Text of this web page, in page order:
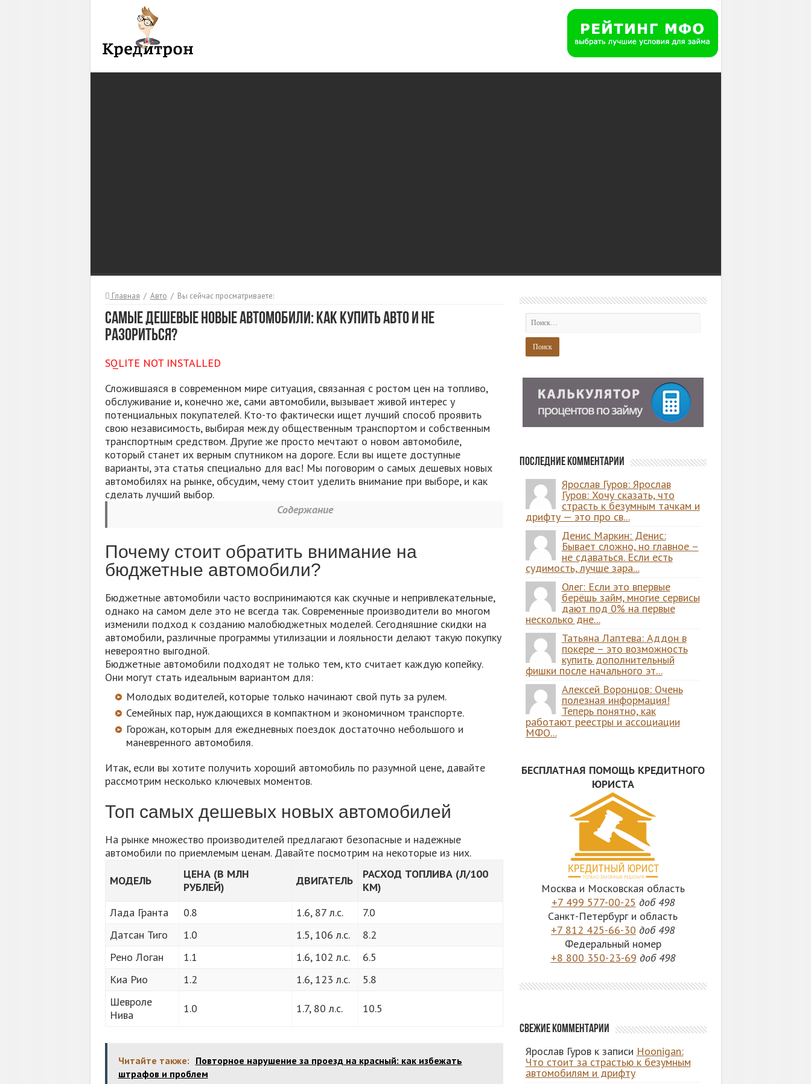
Главная / Авто / Вы сейчас просматриваете:
Самые дешевые новые автомобили: как купить авто и не
разориться?
SQLITE NOT INSTALLED
Сложившаяся в современном мире ситуация, связанная с ростом цен на топливо,
обслуживание и, конечно же, сами автомобили, вызывает живой интерес у
потенциальных покупателей. Кто-то фактически ищет лучший способ проявить
свою независимость, выбирая между общественным транспортом и собственным
транспортным средством. Другие же просто мечтают о новом автомобиле,
который станет их верным спутником на дороге. Если вы ищете доступные
варианты, эта статья специально для вас! Мы поговорим о самых дешевых новых
автомобилях на рынке, обсудим, чему стоит уделить внимание при выборе, и как
сделать лучший выбор.
Содержание
Почему стоит обратить внимание на
бюджетные автомобили?
Бюджетные автомобили часто воспринимаются как скучные и непривлекательные,
однако на самом деле это не всегда так. Современные производители во многом
изменили подход к созданию малобюджетных моделей. Сегодняшние скидки на
автомобили, различные программы утилизации и лояльности делают такую покупку
невероятно выгодной.
Бюджетные автомобили подходят не только тем, кто считает каждую копейку.
Они могут стать идеальным вариантом для:
Молодых водителей, которые только начинают свой путь за рулем.
Семейных пар, нуждающихся в компактном и экономичном транспорте.
Горожан, которым для ежедневных поездок достаточно небольшого и
маневренного автомобиля.
Итак, если вы хотите получить хороший автомобиль по разумной цене, давайте
рассмотрим несколько ключевых моментов.
Топ самых дешевых новых автомобилей
На рынке множество производителей предлагают безопасные и надежные
автомобили по приемлемым ценам. Давайте посмотрим на некоторые из них.
МОДЕЛЬ
ЦЕНА (В МЛН
РУБЛЕЙ)
ДВИГАТЕЛЬ
РАСХОД ТОПЛИВА (Л/100
КМ)
Лада Гранта
0.8 1.6, 87 л.с.
7.0
Датсан Тиго
1.0 1.5, 106 л.с.
8.2
Рено Логан
1.1 1.6, 102 л.с.
6.5
Киа Рио
1.2 1.6, 123 л.с.
5.8
Шевроле
Нива
1.0 1.7, 80 л.с. 10.5
Читайте также: Повторное нарушение за проезд на красный: как избежать
штрафов и проблем
Последние комментарии
Ярослав Гуров: Ярослав
Гуров: Хочу сказать, что
страсть к безумным тачкам и
дрифту — это про св...
Денис Маркин: Денис:
Бывает сложно, но главное –
не сдаваться. Если есть
судимость, лучше зара...
Олег: Если это впервые
берёшь займ, многие сервисы
дают под 0% на первые
несколько дне...
Татьяна Лаптева: Аддон в
покере – это возможность
купить дополнительный
фишки после начального эт...
Алексей Воронцов: Очень
полезная информация!
Теперь понятно, как
работают реестры и ассоциации
МФО...
БЕСПЛАТНАЯ ПОМОЩЬ КРЕДИТНОГО
ЮРИСТА
Москва и Московская область
+7 499 577-00-25 доб 498
Санкт-Петербург и область
+7 812 425-66-30 доб 498
Федеральный номер
+8 800 350-23-69 доб 498
Свежие комментарии
Ярослав Гуровк записи Hoonigan:
Что стоит за страстью к безумным
автомобилям и дрифту